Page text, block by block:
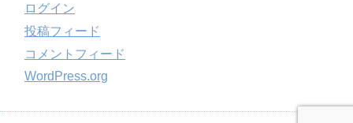
ログイン
投稿フィード
コメントフィード
WordPress.org